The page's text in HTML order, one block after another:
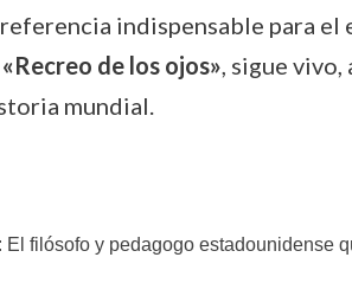
indispensable para
«Recreo de los ojos», sigue
mundial.
filósofo y pedagogo estadounidense